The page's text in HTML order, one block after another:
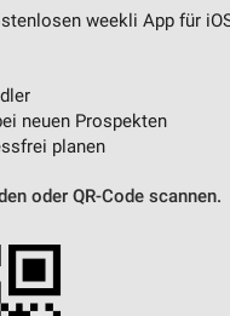
weekli App für
neuen Prospekten
planen
oder QR-Code scannen.